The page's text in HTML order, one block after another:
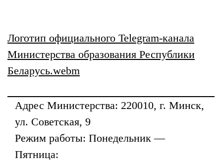
Логотип официального Telegram-канала
Министерства образования Республики
Беларусь.webm
Адрес Министерства: 220010, г. Минск,
ул. Советская, 9
Режим работы: Понедельник —
Пятница: